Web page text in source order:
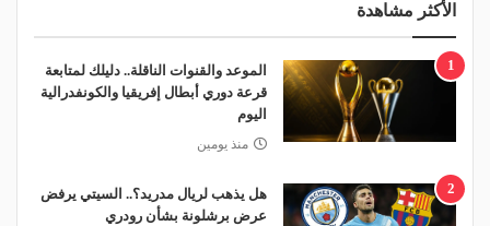
الأكثر مشاهدة
1
الموعد والقنوات الناقلة.. دليلك لمتابعة
قرعة دوري أبطال إفريقيا والكونفدرالية
اليوم
منذ يومين
2
هل يذهب لريال مدريد؟.. السيتي يرفض
عرض برشلونة بشأن رودري